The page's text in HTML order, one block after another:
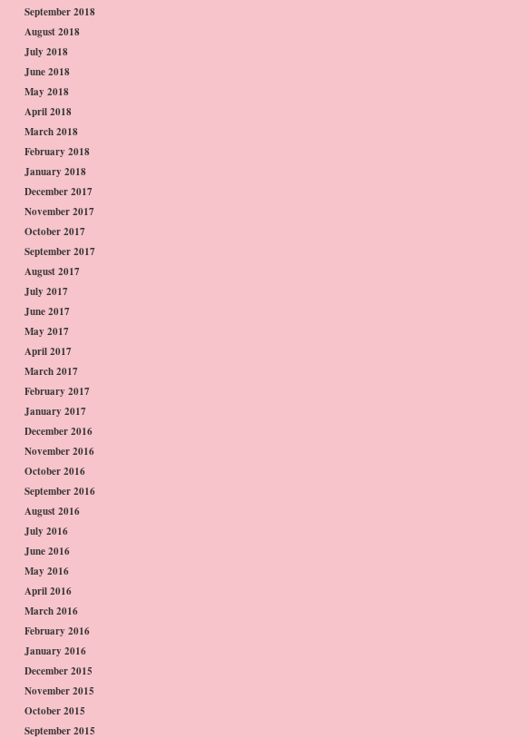
September 2018
August 2018
July 2018
June 2018
May 2018
April 2018
March 2018
February 2018
January 2018
December 2017
November 2017
October 2017
September 2017
August 2017
July 2017
June 2017
May 2017
April 2017
March 2017
February 2017
January 2017
December 2016
November 2016
October 2016
September 2016
August 2016
July 2016
June 2016
May 2016
April 2016
March 2016
February 2016
January 2016
December 2015
November 2015
October 2015
September 2015